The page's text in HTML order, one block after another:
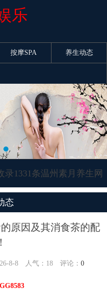
乐
按摩SPA 养生动态
录1331条温州素月养生网
态
原因及其消食茶的配
8-8 人气： 18 评论： 0